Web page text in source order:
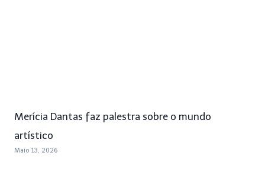
Merícia Dantas faz palestra sobre o mundo
artístico
Maio 13, 2026